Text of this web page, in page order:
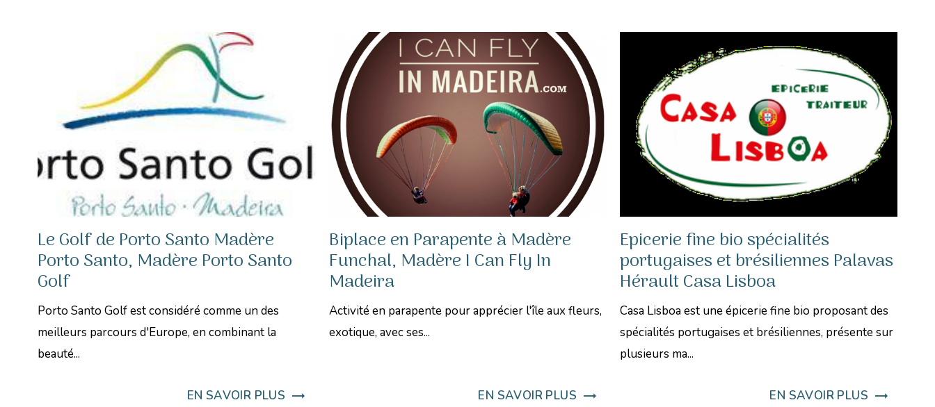
Le Golf de Porto Santo Madère
Porto Santo, Madère Porto Santo
Golf
Porto Santo Golf est considéré comme un des
meilleurs parcours d'Europe, en combinant la
beauté...
EN SAVOIR PLUS
Biplace en Parapente à Madère
Funchal, Madère I Can Fly In
Madeira
Activité en parapente pour apprécier l'île aux fleurs,
exotique, avec ses...
EN SAVOIR PLUS
Epicerie fine bio spécialités
portugaises et brésiliennes Palavas
Hérault Casa Lisboa
Casa Lisboa est une épicerie fine bio proposant des
spécialités portugaises et brésiliennes, présente sur
plusieurs ma...
EN SAVOIR PLUS